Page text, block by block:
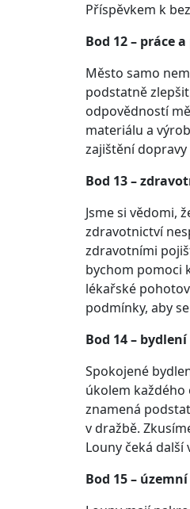
Příspěvkem k
Bod 12 – práce
Město samo
podstatně
odpovědností
materiálu a
zajištění
Bod 13 –
Jsme si vědomi,
zdravotnictví
zdravotními
bychom pomoci
lékařské
podmínky, aby
Bod 14 – bydlení
Spokojené
úkolem každého
znamená
v dražbě.
Louny čeká
Bod 15 –